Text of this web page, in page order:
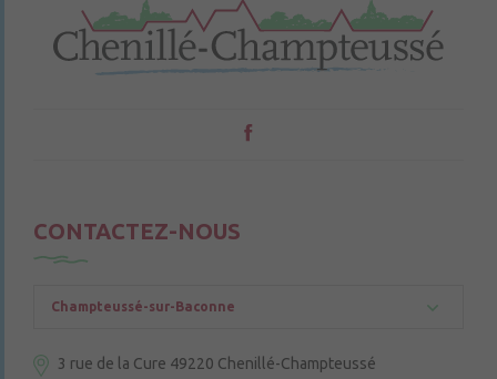
CONTACTEZ-NOUS
Champteussé-sur-Baconne
3 rue de la Cure 49220 Chenillé-Champteussé